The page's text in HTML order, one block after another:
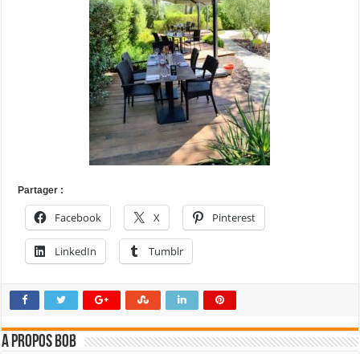
Partager :
Facebook X Pinterest
LinkedIn Tumblr
A propos bOb